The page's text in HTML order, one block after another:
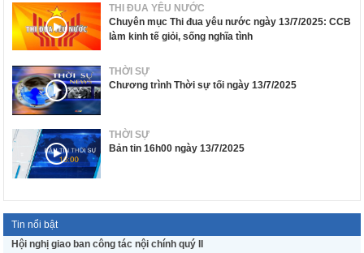
THI ĐUA YÊU NƯỚC
Chuyên mục Thi đua yêu nước ngày 13/7/2025: CCB
làm kinh tế giỏi, sống nghĩa tình
THỜI SỰ
Chương trình Thời sự tối ngày 13/7/2025
THỜI SỰ
Bản tin 16h00 ngày 13/7/2025
Tin nổi bật
Hội nghị giao ban công tác nội chính quý II